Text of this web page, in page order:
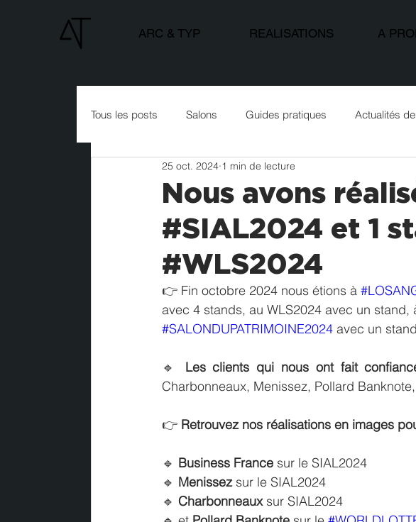
ARC & TYP REALISATIONS A
Tous les posts Salons Guides pratiques Actualités
Nous avons
#SIAL2024 et 1
#WLS2024
25 oct. 2024 1 min de lecture
👉 Fin octobre 2024 nous étions à
avec 4 stands, au WLS2024 avec un stand,
#SALONDUPATRIMOINE2024 avec un stand
🔹 Les clients qui nous ont fait
Charbonneaux, Menissez, Pollard
👉 Retrouvez nos réalisations en images
🔹 Business France sur le SIAL2024
🔹 Menissez sur le SIAL2024
🔹 Charbonneaux sur SIAL2024